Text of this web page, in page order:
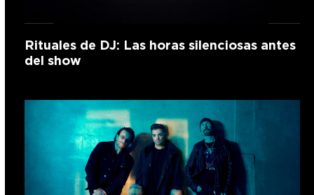
Rituales de DJ: Las horas silenciosas antes
del show